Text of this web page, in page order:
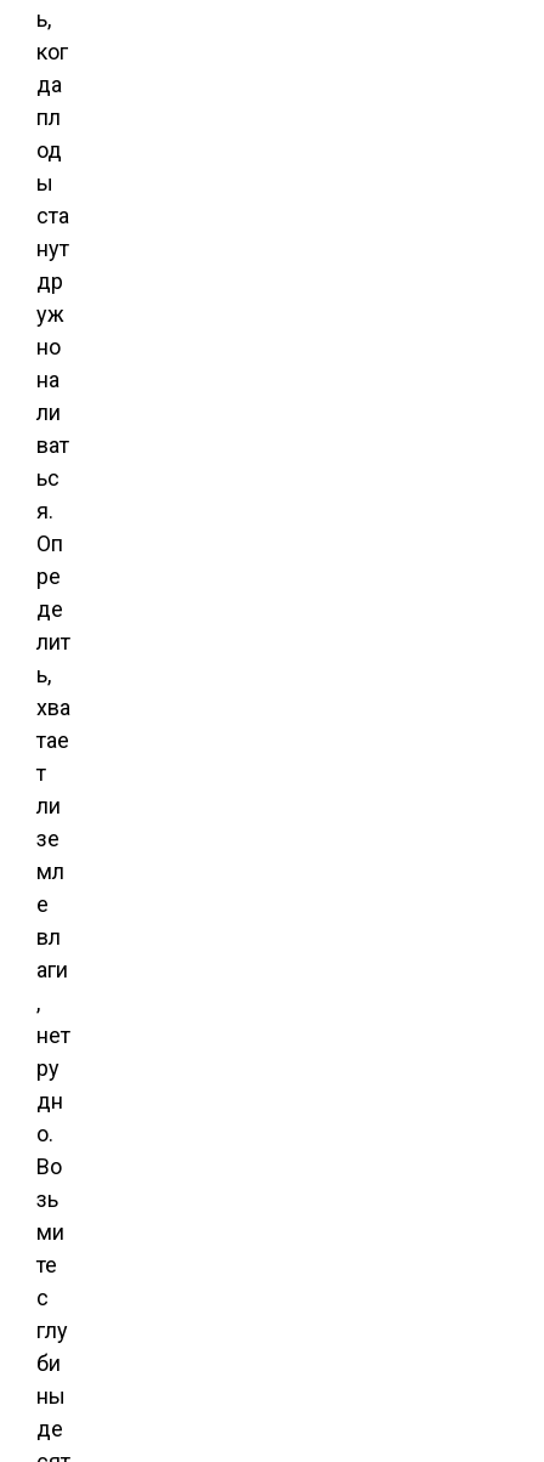
ь,
ког
да
пл
од
ы
ста
нут
др
уж
но
на
ли
ват
ьс
я.
Оп
ре
де
лит
ь,
хва
тае
т
ли
зе
мл
е
вл
аги
,
нет
ру
дн
о.
Во
зь
ми
те
с
глу
би
ны
де